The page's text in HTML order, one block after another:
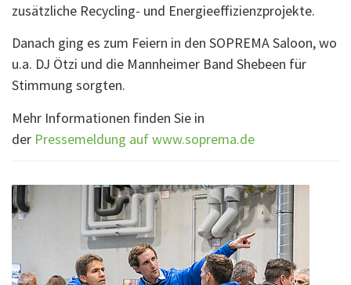
zusätzliche Recycling- und Energieeffizienzprojekte.
Danach ging es zum Feiern in den SOPREMA Saloon, wo
u.a. DJ Ötzi und die Mannheimer Band Shebeen für
Stimmung sorgten.
Mehr Informationen finden Sie in
der Pressemeldung auf www.soprema.de